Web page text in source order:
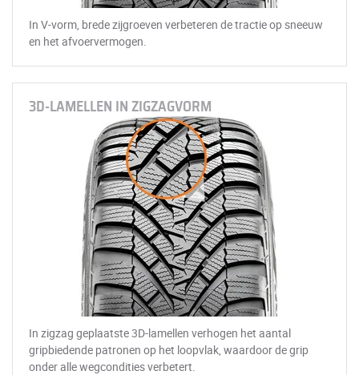
In V-vorm, brede zijgroeven verbeteren de tractie op sneeuw
en het afvoervermogen.
3D-LAMELLEN IN ZIGZAGVORM
In zigzag geplaatste 3D-lamellen verhogen het aantal
gripbiedende patronen op het loopvlak, waardoor de grip
onder alle wegcondities verbetert.